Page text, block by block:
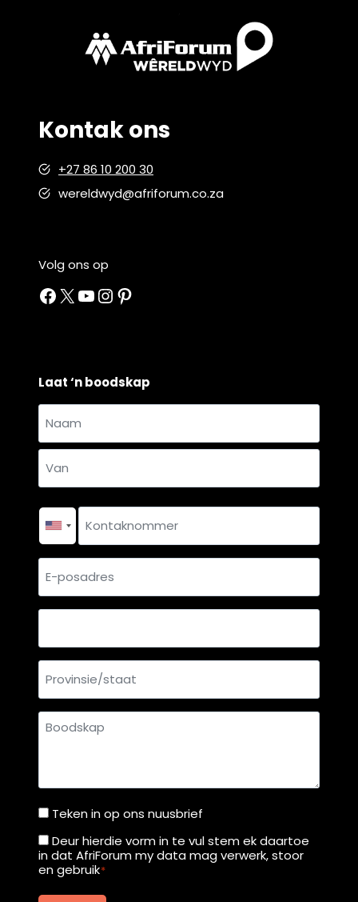
Kontak ons
+27 86 10 200 30
wereldwyd@afriforum.co.za
Volg ons op
Facebook
X YouTube
Instagram
Pinterest
Laat ‘n boodskap
Naam
Kontaknommer
posadres
Provinsie/staat
Boodskap
Teken
in
op
ons
Teken in op ons nuusbrief
Deur
hierdie
Deur hierdie vorm in te vul stem ek daartoe
in dat AfriForum my data mag verwerk, stoor
en gebruik*